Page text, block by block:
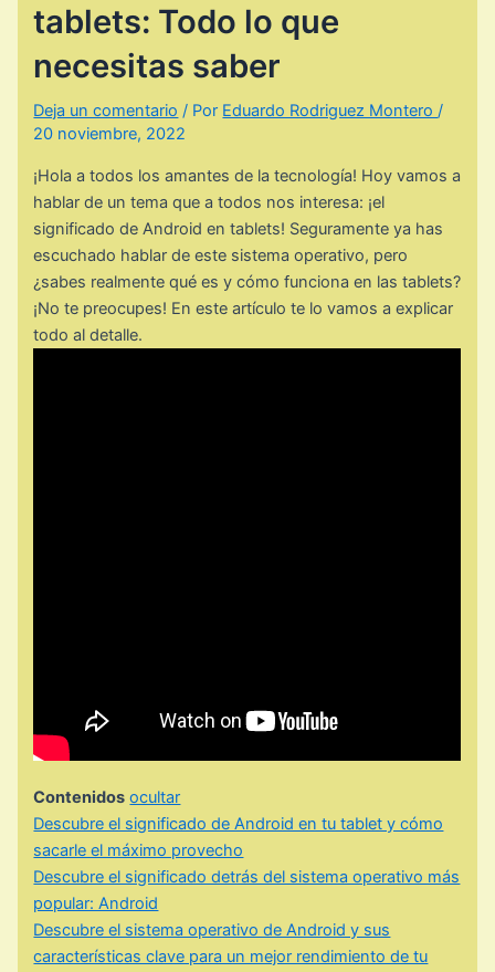
tablets: Todo lo que
necesitas saber
Deja un comentario / Por Eduardo Rodriguez Montero/
20 noviembre, 2022
¡Hola a todos los amantes de la tecnología! Hoy vamos a
hablar de un tema que a todos nos interesa: ¡el
significado de Android en tablets! Seguramente ya has
escuchado hablar de este sistema operativo, pero
¿sabes realmente qué es y cómo funciona en las tablets?
¡No te preocupes! En este artículo te lo vamos a explicar
todo al detalle.
Contenidos ocultar
Descubre el significado de Android en tu tablet y cómo
sacarle el máximo provecho
Descubre el significado detrás del sistema operativo más
popular: Android
Descubre el sistema operativo de Android y sus
características clave para un mejor rendimiento de tu